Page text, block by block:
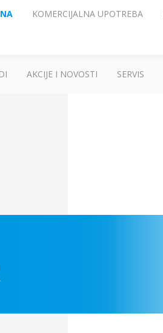
KOMERCIJALNA UPOTREBA
AKCIJE I NOVOSTI SERVIS